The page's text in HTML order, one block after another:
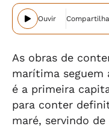
Ouvir
As obras de
marítima seguem
é a primeira
para conter
maré, servindo